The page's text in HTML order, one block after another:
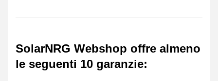
SolarNRG Webshop offre almeno
le seguenti 10 garanzie: